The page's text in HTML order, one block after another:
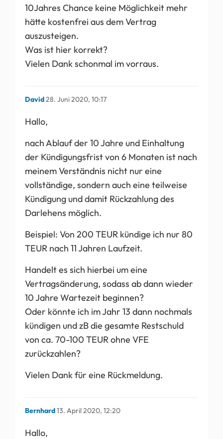
10Jahres Chance keine Möglichkeit mehr
hätte kostenfrei aus dem Vertrag
auszusteigen.
Was ist hier korrekt?
Vielen Dank schonmal im vorraus.
David28. Juni 2020, 10:17
Hallo,
nach Ablauf der 10 Jahre und Einhaltung
der Kündigungsfrist von 6 Monaten ist nach
meinem Verständnis nicht nur eine
vollständige, sondern auch eine teilweise
Kündigung und damit Rückzahlung des
Darlehens möglich.
Beispiel: Von 200 TEUR kündige ich nur 80
TEUR nach 11 Jahren Laufzeit.
Handelt es sich hierbei um eine
Vertragsänderung, sodass ab dann wieder
10 Jahre Wartezeit beginnen?
Oder könnte ich im Jahr 13 dann nochmals
kündigen und zB die gesamte Restschuld
von ca. 70-100 TEUR ohne VFE
zurückzahlen?
Vielen Dank für eine Rückmeldung.
Bernhard13. April 2020, 12:20
Hallo,